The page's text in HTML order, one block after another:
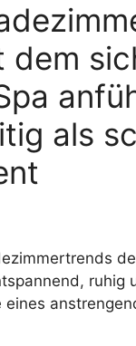
dem
als
ruhig
eines